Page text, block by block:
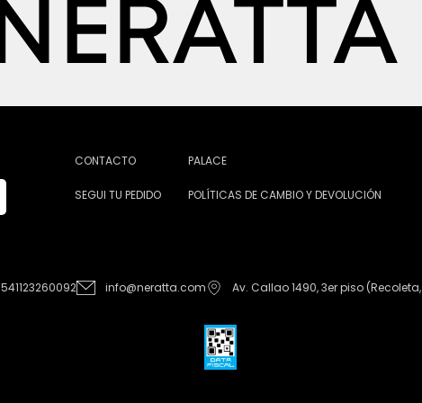
CONTACTO PALACE
SEGUI TU PEDIDO POLÍTICAS DE CAMBIO Y DEVOLUCIÓN
541123260092 info@neratta.com Av. Callao 1490, 3er piso (Recoleta,